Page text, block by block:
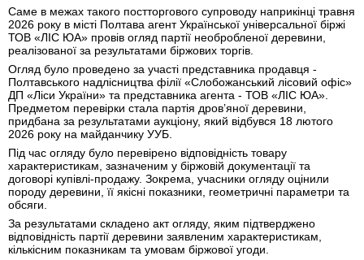
Саме в межах такого постторгового супроводу наприкінці травня
2026 року в місті Полтава агент Української універсальної біржі
ТОВ «ЛІС ЮА» провів огляд партії необробленої деревини,
реалізованої за результатами біржових торгів.
Огляд було проведено за участі представника продавця -
Полтавського надлісництва філії «Слобожанський лісовий офіс»
ДП «Ліси України» та представника агента - ТОВ «ЛІС ЮА».
Предметом перевірки стала партія дров’яної деревини,
придбана за результатами аукціону, який відбувся 18 лютого
2026 року на майданчику УУБ.
Під час огляду було перевірено відповідність товару
характеристикам, зазначеним у біржовій документації та
договорі купівлі-продажу. Зокрема, учасники огляду оцінили
породу деревини, її якісні показники, геометричні параметри та
обсяги.
За результатами складено акт огляду, яким підтверджено
відповідність партії деревини заявленим характеристикам,
кількісним показникам та умовам біржової угоди.